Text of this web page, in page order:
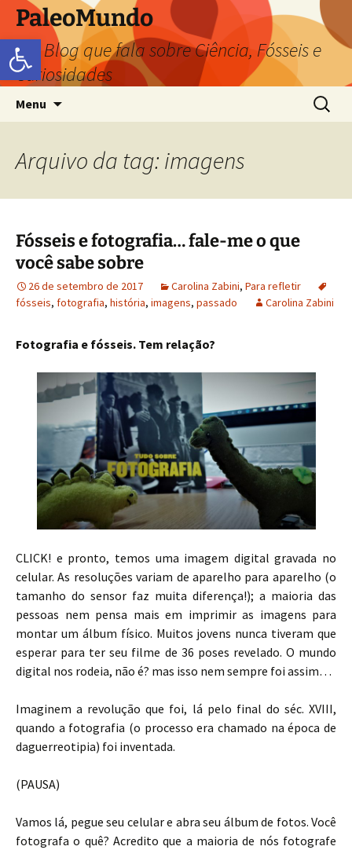
Abrir a barra de ferramentas
PaleoMundo
um Blog que fala sobre Ciência, Fósseis e
Curiosidades
Menu
Arquivo da tag: imagens
Fósseis e fotografia… fale-me o que
você sabe sobre
26 de setembro de 2017 Carolina Zabini, Para refletir
fósseis, fotografia, história, imagens, passado Carolina Zabini
Fotografia e fósseis. Tem relação?
CLICK! e pronto, temos uma imagem digital gravada no
celular. As resoluções variam de aparelho para aparelho (o
tamanho do sensor faz muita diferença!); a maioria das
pessoas nem pensa mais em imprimir as imagens para
montar um álbum físico. Muitos jovens nunca tiveram que
esperar para ter seu filme de 36 poses revelado. O mundo
digital nos rodeia, não é? mas isso nem sempre foi assim…
Imaginem a revolução que foi, lá pelo final do séc. XVIII,
quando a fotografia (o processo era chamado na época de
daguerreotipia) foi inventada.
(PAUSA)
Vamos lá, pegue seu celular e abra seu álbum de fotos. Você
fotografa o quê? Acredito que a maioria de nós fotografe